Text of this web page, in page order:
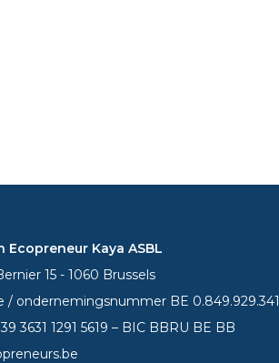
Ecopreneur Kaya ASBL
15 - 1060 Brussels
/ ondernemingsnummer BE 0.849.929.341
3631 1291 5619 – BIC BBRU BE BB